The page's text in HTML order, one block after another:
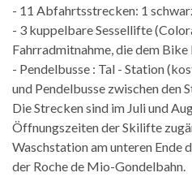
- 11 Abfahrtsstrecken: 1
- 3 kuppelbare Sessellifte
Fahrradmitnahme, die dem
- Pendelbusse : Tal - Station
und Pendelbusse zwischen den
Die Strecken sind im Juli und
Öffnungszeiten der Skilifte
Waschstation am unteren Ende
der Roche de Mio-Gondelbahn.